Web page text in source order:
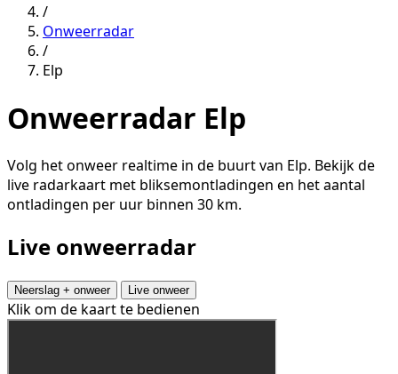
/
Onweerradar
/
Elp
Onweerradar Elp
Volg het onweer realtime in de buurt van Elp. Bekijk de
live radarkaart met bliksemontladingen en het aantal
ontladingen per uur binnen 30 km.
Live onweerradar
Neerslag + onweer Live onweer
Klik om de kaart te bedienen